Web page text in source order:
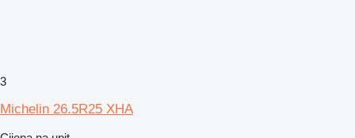
3
Michelin 26.5R25 XHA